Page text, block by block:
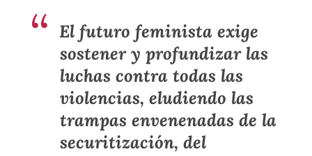
El futuro feminista exige
sostener y profundizar las
luchas contra todas las
violencias, eludiendo las
trampas envenenadas de la
securitización, del